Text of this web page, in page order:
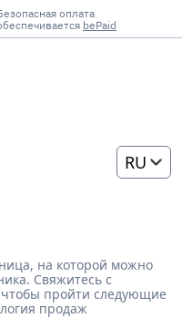
оплата
bePaid
RU
на которой можно
Свяжитесь с
пройти следующие
продаж